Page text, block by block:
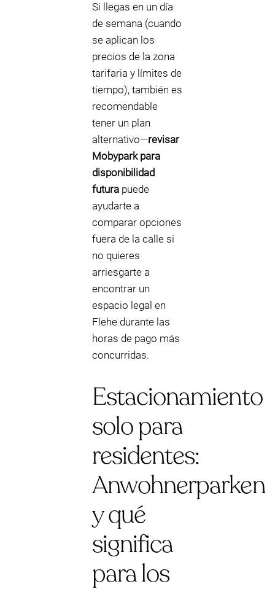
Si llegas en un día
de semana (cuando
se aplican los
precios de la zona
tarifaria y límites de
tiempo), también es
recomendable
tener un plan
alternativo—revisar
Mobypark para
disponibilidad
futura puede
ayudarte a
comparar opciones
fuera de la calle si
no quieres
arriesgarte a
encontrar un
espacio legal en
Flehe durante las
horas de pago más
concurridas.
Estacionamiento
solo para
residentes:
Anwohnerparken
y qué
significa
para los